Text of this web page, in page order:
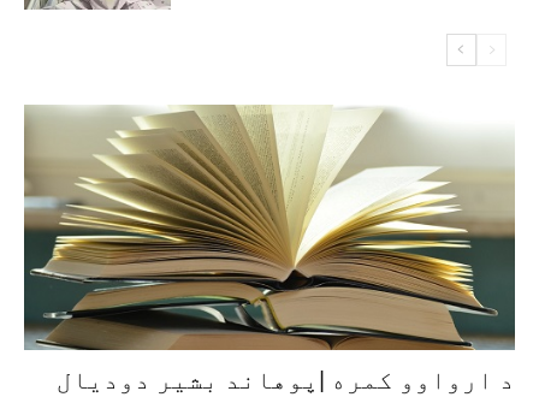
د ارواوو کمره |پوهاند بشیر دودیال